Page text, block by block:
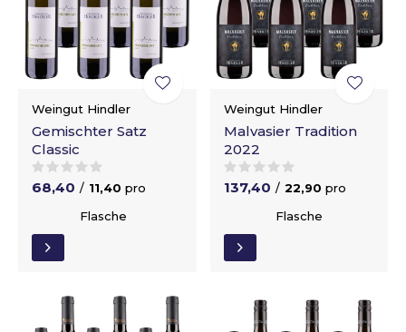
Weingut Hindler
Gemischter Satz
Classic
68,40 / 11,40 pro
Flasche
Weingut Hindler
Malvasier Tradition
2022
137,40 / 22,90 pro
Flasche